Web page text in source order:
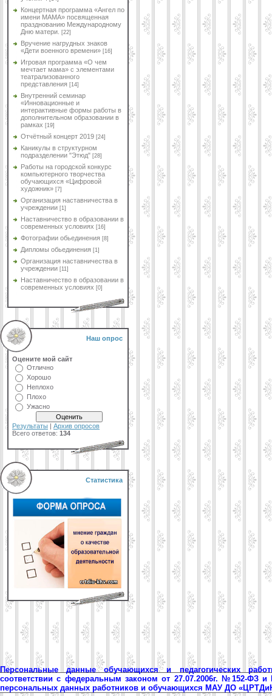
Концертная программа «Ангел по
имени МАМА» посвященная
празднованию Международному
Дню матери.
[22]
Вручение нагрудных знаков
«Дети военного времени» [16]
Игровая программа «О чем
мечтает мама» с элементами
театрализованного
представления [14]
Внутренний семинар
«Инновационные и
интерактивные формы работы в
дополнительном образовании в
рамках [19]
Отчётный концерт 2019 [24]
Каникулы в структурном
подразделении "Этюд" [28]
Работы на городской конкурс
компьютерного творчества
обучающихся «Цифровой
художник» [7]
Организация наставничества в
учреждении [1]
Наставничество в образовании в
современных условиях [16]
Фотографии обьединения [8]
Дипломы обьединения [1]
Организация наставничества в
учреждении [11]
Наставничество в образовании в
современных условиях [0]
Наш опрос
Оцените мой сайт
Отлично
Хорошо
Неплохо
Плохо
Ужасно
Результаты | Архив опросов
Всего ответов: 134
Статистика
Персональные данные обучающихся и педагогических
соответствии с федеральным законом от 27.07.2006г. №152-ФЗ
персональных данных работников и обучающихся МАУ ДО